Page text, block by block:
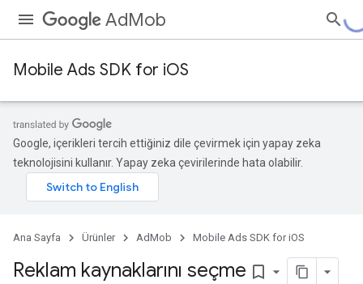
AdMob
Mobile Ads SDK for iOS
Google, içerikleri tercih ettiğiniz dile çevirmek için yapay zeka
teknolojisini kullanır. Yapay zeka çevirilerinde hata olabilir.
Ana Sayfa Ürünler AdMob Mobile Ads SDK for iOS
Reklam kaynaklarını seçme bookmark_border